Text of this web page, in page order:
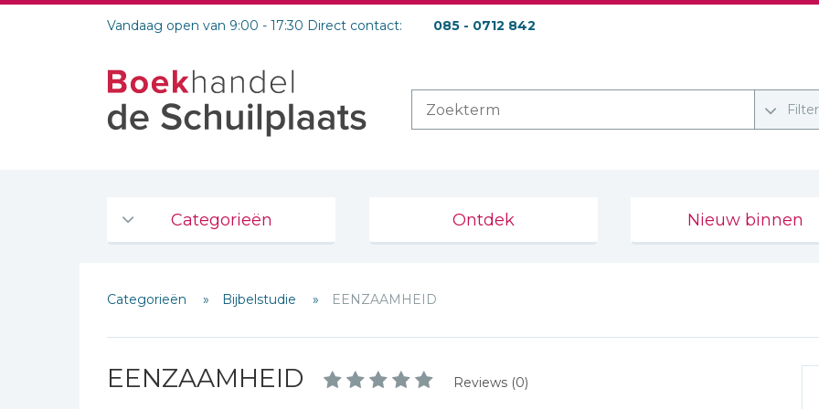
Vandaag open van 9:00 - 17:30 Direct contact: 085 - 0712 842
Categorieën
De Bijbel
Bijbelse Dagboeken 2026
Bijbelstudie groepen
Ontdek Nieuw binnen
Categorieën Bijbelstudie EENZAAMHEID
EENZAAMHEID Reviews (0)